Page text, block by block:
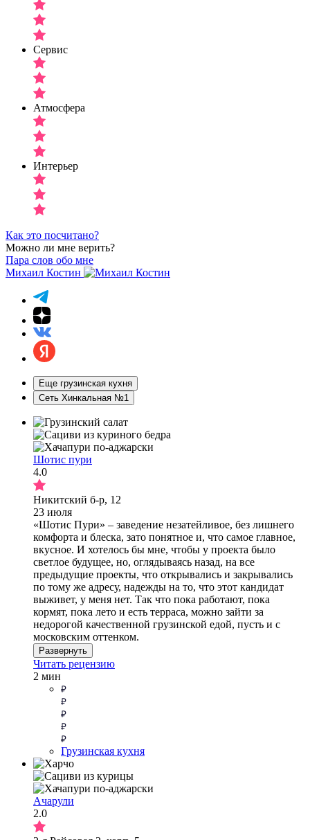
Сервис
Атмосфера
Интерьер
Как это посчитано?
Можно ли мне верить?
Пара слов обо мне
Михаил Костин
Еще грузинская кухня
Сеть Хинкальная №1
Шотис пури
4.0
Никитский б-р, 12
23 июля
«Шотис Пури» – заведение незатейливое, без лишнего
комфорта и блеска, зато понятное и, что самое главное,
вкусное. И хотелось бы мне, чтобы у проекта было
светлое будущее, но, оглядываясь назад, на все
предыдущие проекты, что открывались и закрывались
по тому же адресу, надежды на то, что этот кандидат
выживет, у меня нет. Так что пока работают, пока
кормят, пока лето и есть терраса, можно зайти за
недорогой качественной грузинской едой, пусть и с
московским оттенком.
Развернуть
Читать рецензию
2 мин
Грузинская кухня
Ачарули
2.0